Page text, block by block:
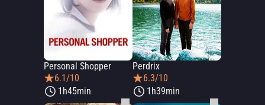
Personal Shopper
6.1/10
1h45min
Perdrix
6.3/10
1h39min